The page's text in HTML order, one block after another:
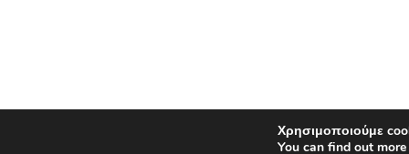
Χρησιμοποιούμε
You can find out